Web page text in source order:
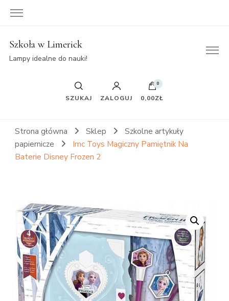
Szkoła w Limerick
Lampy idealne do nauki!
SZUKAJ ZALOGUJ
0
0,00ZŁ
Strona główna Sklep
Szkolne artykuły
papiernicze
Imc Toys Magiczny Pamiętnik Na
Baterie Disney Frozen 2